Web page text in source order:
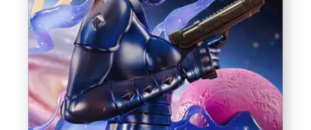
AJOUTER AU PANIER
/
DETAILS